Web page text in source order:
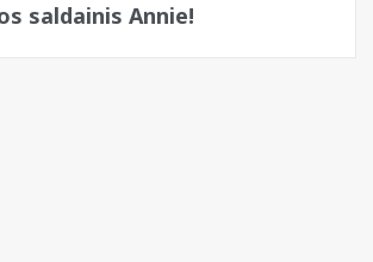
saldainis Annie!